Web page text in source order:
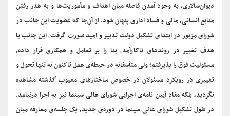
دیوان‌سالاری، به وجود آمدن فاصله میان اهداف و مأموریت‌ها و به هدر رفتن
منابع انسانی، مالی و فساد اداری پنهان شود. از آن‌جا که عضویت این جانب در
شورای مزبور در ابتدای تشکیل دولت تدبیر و امید صورت گرفت، این جانب با
هدف تغییر در روندهای ناکارآمد، بنا را بر تعامل و همکاری قرار داده،
مسئولیت فوق را پذیرفتم؛ ولی متأسفانه در حیطه‌ی عمل تاکنون نه تنها تحول و
تغییری در رویکرد مسئولان در خصوص ساختارهای معیوب گذشته مشاهده
نگردید، بلکه مفاد آیین نامه‌ی اجرایی شورای عالی سینما نیز به اجرا درنیامد.
در طول تشکیل شورای عالی سینما در دوره‌ی جدید، یک جلسه‌ی معارفه میان